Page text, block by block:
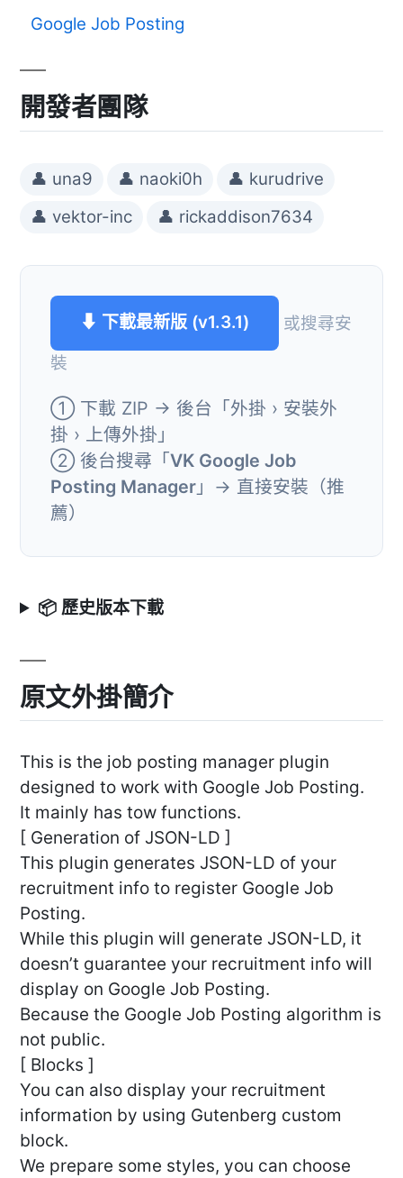
Google Job Posting
開發者團隊
👤 una9 👤 naoki0h
👤 kurudrive
👤 vektor-inc
👤 rickaddison7634
⬇ 下載最新版 (v1.3.1)
或搜尋安
裝
① 下載 ZIP → 後台「外掛 › 安裝外
掛 › 上傳外掛」
② 後台搜尋「VK Google Job
Posting Manager 」→ 直接安裝（推
薦）
📦 歷史版本下載
原文外掛簡介
This is the job posting manager plugin
designed to work with Google Job Posting.
It mainly has tow functions.
[ Generation of JSON-LD ]
This plugin generates JSON-LD of your
recruitment info to register Google Job
Posting.
While this plugin will generate JSON-LD, it
doesn’t guarantee your recruitment info will
display on Google Job Posting.
Because the Google Job Posting algorithm is
not public.
[ Blocks ]
You can also display your recruitment
information by using Gutenberg custom
block.
We prepare some styles, you can choose